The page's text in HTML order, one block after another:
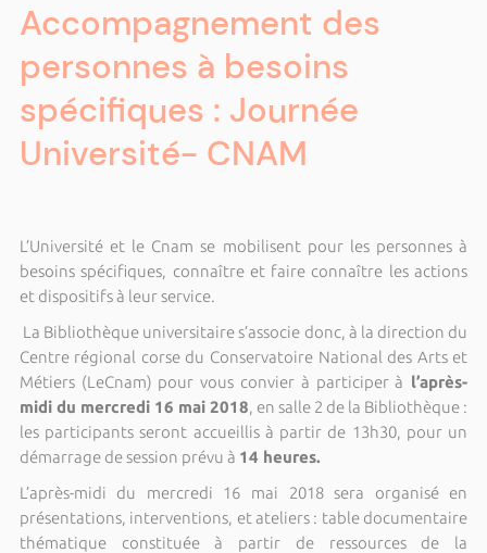
Accompagnement des
personnes à besoins
spécifiques : Journée
Université- CNAM
L’Université et le Cnam se mobilisent pour les personnes à
besoins spécifiques, connaître et faire connaître les actions
et dispositifs à leur service.
La Bibliothèque universitaire s’associe donc, à la direction du
Centre régional corse du Conservatoire National des Arts et
Métiers (LeCnam) pour vous convier à participer à l’après-
midi du mercredi 16 mai 2018, en salle 2 de la Bibliothèque :
les participants seront accueillis à partir de 13h30, pour un
démarrage de session prévu à 14 heures.
L’après-midi du mercredi 16 mai 2018 sera organisé en
présentations, interventions, et ateliers : table documentaire
thématique constituée à partir de ressources de la